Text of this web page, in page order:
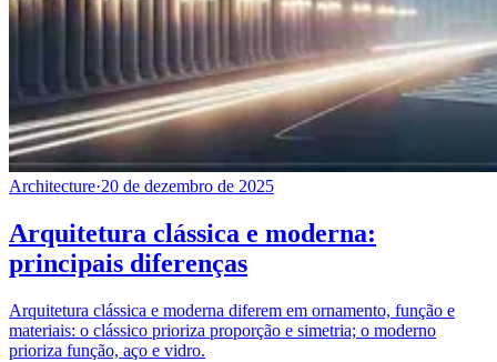
Architecture·20 de dezembro de 2025
Arquitetura clássica e moderna:
principais diferenças
Arquitetura clássica e moderna diferem em ornamento, função e
materiais: o clássico prioriza proporção e simetria; o moderno
prioriza função, aço e vidro.